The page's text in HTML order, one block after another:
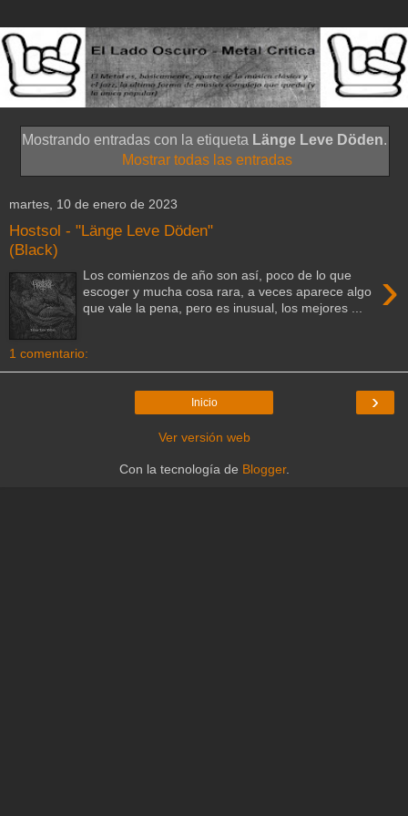
Mostrando entradas con la etiqueta Länge Leve Döden.
Mostrar todas las entradas
martes, 10 de enero de 2023
Hostsol - "Länge Leve Döden"
(Black)
›
Los comienzos de año son así, poco de lo que
escoger y mucha cosa rara, a veces aparece algo
que vale la pena, pero es inusual, los mejores ...
1 comentario:
›
Inicio
Ver versión web
Con la tecnología de Blogger.